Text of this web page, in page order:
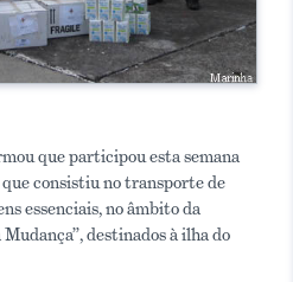
que participou esta semana
consistiu no transporte de
essenciais, no âmbito da
destinados à ilha do